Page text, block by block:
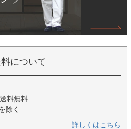
について
料無料
除く
詳しくはこちら